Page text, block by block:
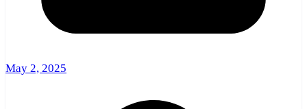
May 2, 2025